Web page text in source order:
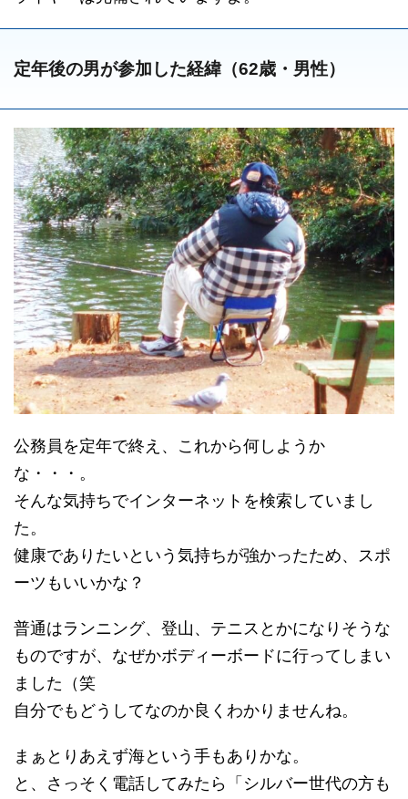
定年後の男が参加した経緯（62歳・男性）
公務員を定年で終え、これから何しようか
な・・・。
そんな気持ちでインターネットを検索していまし
た。
健康でありたいという気持ちが強かったため、スポ
ーツもいいかな？
普通はランニング、登山、テニスとかになりそうな
ものですが、なぜかボディーボードに行ってしまい
ました（笑
自分でもどうしてなのか良くわかりませんね。
まぁとりあえず海という手もありかな。
と、さっそく電話してみたら「シルバー世代の方も